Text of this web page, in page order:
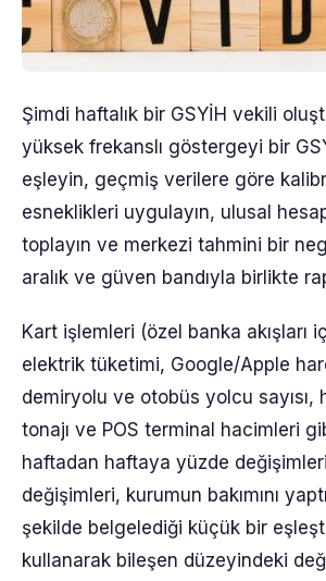
Şimdi haftalık bir GSYİH vekili
yüksek frekanslı göstergeyi bir
eşleyin, geçmiş verilere göre
esneklikleri uygulayın, ulusal
toplayın ve merkezi tahmini bir
aralık ve güven bandıyla birlikte
Kart işlemleri (özel banka akışları
elektrik tüketimi, Google/Apple
demiryolu ve otobüs yolcu sayısı,
tonajı ve POS terminal hacimleri
haftadan haftaya yüzde
değişimleri, kurumun bakımını
şekilde belgelediği küçük bir
kullanarak bileşen düzeyindeki